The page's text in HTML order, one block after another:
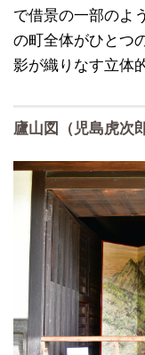
で借景の一部のよ
の町全体がひとつ
影が織りなす立体
廬山図（児島虎